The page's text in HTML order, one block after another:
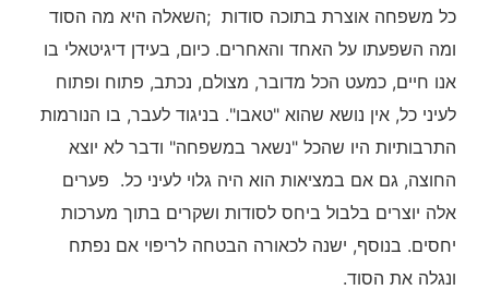
כל משפחה אוצרת בתוכה סודות ;השאלה היא מה הסוד
ומה השפעתו על האחד והאחרים. כיום, בעידן דיגיטאלי בו
אנו חיים, כמעט הכל מדובר, מצולם, נכתב, פתוח ופתוח
לעיני כל, אין נושא שהוא "טאבו". בניגוד לעבר, בו הנורמות
התרבותיות היו שהכל "נשאר במשפחה" ודבר לא יוצא
החוצה, גם אם במציאות הוא היה גלוי לעיני כל. פערים
אלה יוצרים בלבול ביחס לסודות ושקרים בתוך מערכות
יחסים. בנוסף, ישנה לכאורה הבטחה לריפוי אם נפתח
ונגלה את הסוד.